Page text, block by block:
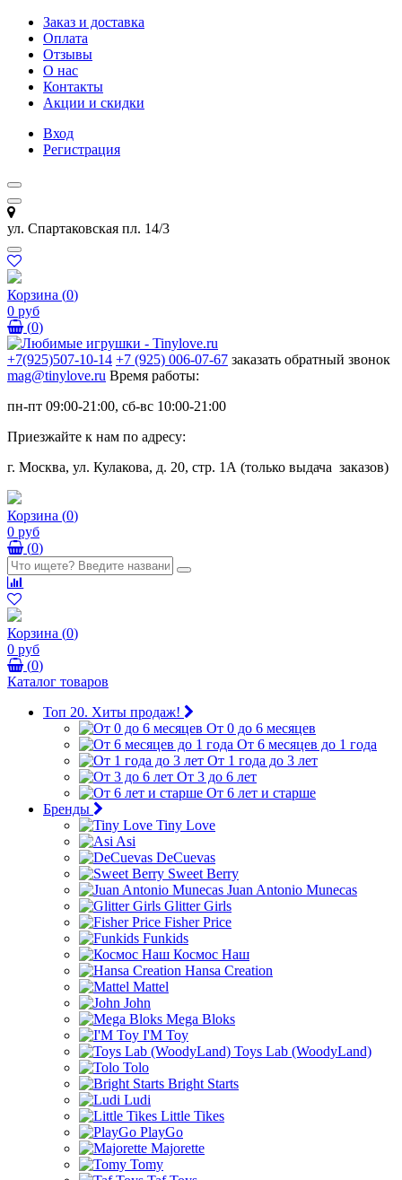
Заказ и доставка
Оплата
Отзывы
О нас
Контакты
Акции и скидки
Вход
Регистрация
ул. Спартаковская пл. 14/3
Корзина (0)
0 руб
(0)
+7(925)507-10-14 +7 (925) 006-07-67 заказать обратный звонок
mag@tinylove.ru Время работы:
пн-пт 09:00-21:00, сб-вс 10:00-21:00
Приезжайте к нам по адресу:
г. Москва, ул. Кулакова, д. 20, стр. 1А (только выдача заказов)
Корзина (0)
0 руб
(0)
Корзина (0)
0 руб
(0)
Каталог товаров
Топ 20. Хиты продаж!
От 0 до 6 месяцев
От 6 месяцев до 1 года
От 1 года до 3 лет
От 3 до 6 лет
От 6 лет и старше
Бренды
Tiny Love
Asi
DeCuevas
Sweet Berry
Juan Antonio Munecas
Glitter Girls
Fisher Price
Funkids
Космос Наш
Hansa Creation
Mattel
John
Mega Bloks
I'M Toy
Toys Lab (WoodyLand)
Tolo
Bright Starts
Ludi
Little Tikes
PlayGo
Majorette
Tomy